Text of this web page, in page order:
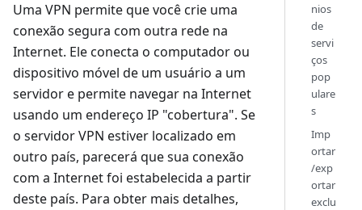
Uma VPN permite que você crie uma
conexão segura com outra rede na
Internet. Ele conecta o computador ou
dispositivo móvel de um usuário a um
servidor e permite navegar na Internet
usando um endereço IP "cobertura". Se
o servidor VPN estiver localizado em
outro país, parecerá que sua conexão
com a Internet foi estabelecida a partir
deste país. Para obter mais detalhes,
nios
de
servi
ços
pop
ulare
s
Imp
ortar
/exp
ortar
exclu